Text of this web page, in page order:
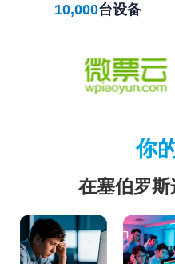
10,000台设备
你
在塞伯罗